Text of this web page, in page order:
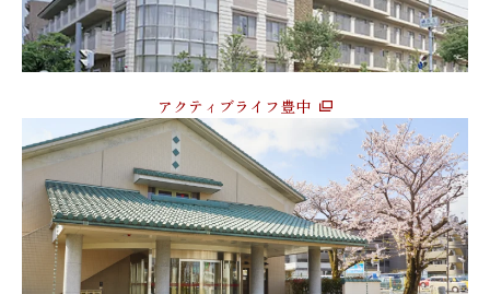
アクティブライフ豊中